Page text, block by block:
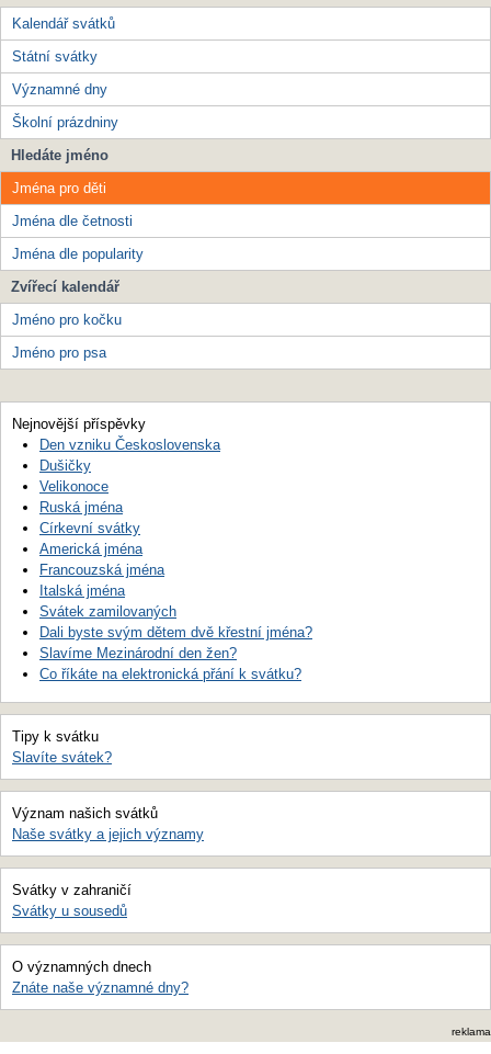
Kalendář svátků
Státní svátky
Významné dny
Školní prázdniny
Hledáte jméno
Jména pro děti
Jména dle četnosti
Jména dle popularity
Zvířecí kalendář
Jméno pro kočku
Jméno pro psa
Nejnovější příspěvky
Den vzniku Československa
Dušičky
Velikonoce
Ruská jména
Církevní svátky
Americká jména
Francouzská jména
Italská jména
Svátek zamilovaných
Dali byste svým dětem dvě křestní jména?
Slavíme Mezinárodní den žen?
Co říkáte na elektronická přání k svátku?
Tipy k svátku
Slavíte svátek?
Význam našich svátků
Naše svátky a jejich významy
Svátky v zahraničí
Svátky u sousedů
O významných dnech
Znáte naše významné dny?
reklama